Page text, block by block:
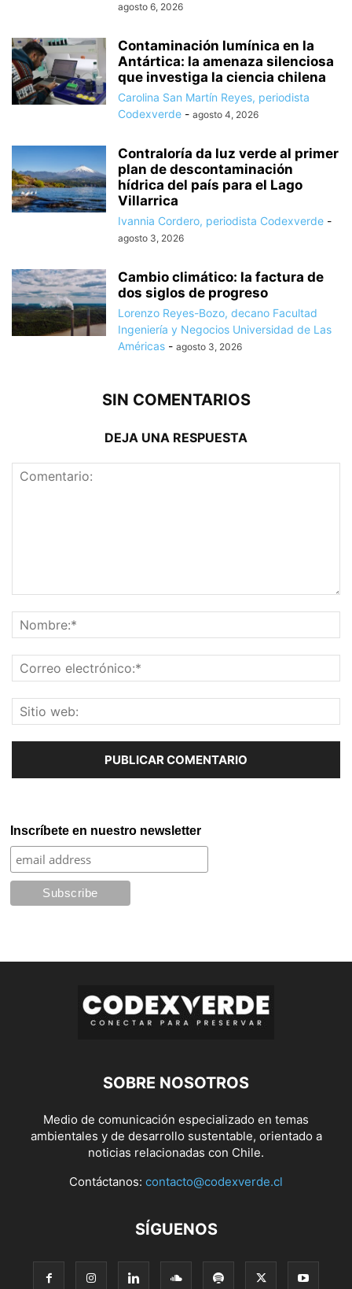
agosto 6, 2026
Contaminación lumínica en la
Antártica: la amenaza silenciosa
que investiga la ciencia chilena
Carolina San Martín Reyes, periodista
Codexverde - agosto 4, 2026
Contraloría da luz verde al primer
plan de descontaminación
hídrica del país para el Lago
Villarrica
Ivannia Cordero, periodista Codexverde -
agosto 3, 2026
Cambio climático: la factura de
dos siglos de progreso
Lorenzo Reyes-Bozo, decano Facultad
Ingeniería y Negocios Universidad de Las
Américas - agosto 3, 2026
SIN COMENTARIOS
DEJA UNA RESPUESTA
Inscríbete en nuestro newsletter
SOBRE NOSOTROS
Medio de comunicación especializado en temas
ambientales y de desarrollo sustentable, orientado a
noticias relacionadas con Chile.
Contáctanos: contacto@codexverde.cl
SÍGUENOS